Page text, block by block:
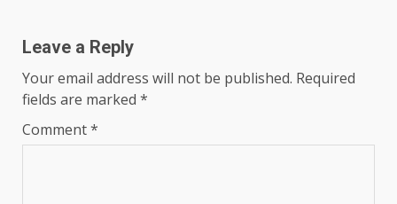
Leave a Reply
Your email address will not be published. Required
fields are marked *
Comment*